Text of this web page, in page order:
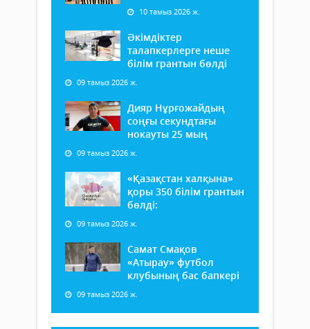
10 тамыз 2026 ж.
Әкімдіктер
талапкерлерге неше
білім грантын бөлді
09 тамыз 2026 ж.
Дияр Нұрғожайдың
соңғы секундтағы
нокауты 25 мың
09 тамыз 2026 ж.
«Қазақстан халқына»
қоры 350 білім грантын
бөлді:
09 тамыз 2026 ж.
Самат Смақов
«Атырау» футбол
клубының бас бапкері
09 тамыз 2026 ж.